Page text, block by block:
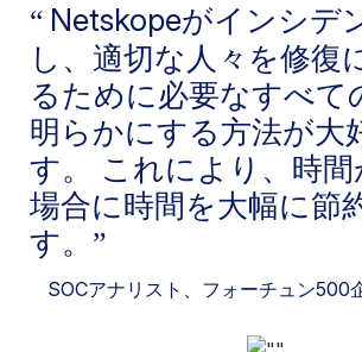
Netskopeがインシデ
し、適切な人々を修復
るために必要なすべて
明らかにする方法が大
す。 これにより、時間
場合に時間を大幅に節
す。
SOCアナリスト 、フォーチュン500